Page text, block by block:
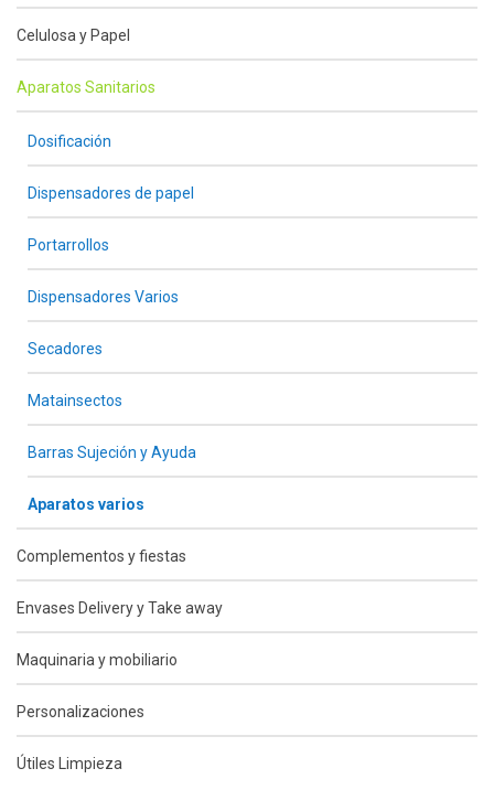
Celulosa y Papel
Aparatos Sanitarios
Dosificación
Dispensadores de papel
Portarrollos
Dispensadores Varios
Secadores
Matainsectos
Barras Sujeción y Ayuda
Aparatos varios
Complementos y fiestas
Envases Delivery y Take away
Maquinaria y mobiliario
Personalizaciones
Útiles Limpieza